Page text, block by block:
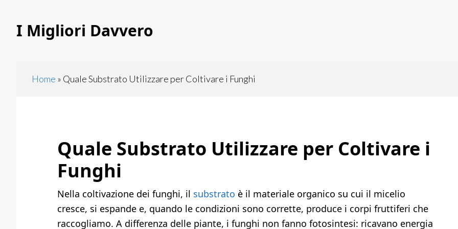
main
primaryI Migliori Davvero
Home » Quale Substrato Utilizzare per Coltivare i Funghi
Quale Substrato Utilizzare per Coltivare i
Funghi
Nella coltivazione dei funghi, il substrato è il materiale organico su cui il micelio
cresce, si espande e, quando le condizioni sono corrette, produce i corpi fruttiferi che
raccogliamo. A differenza delle piante, i funghi non fanno fotosintesi: ricavano energia